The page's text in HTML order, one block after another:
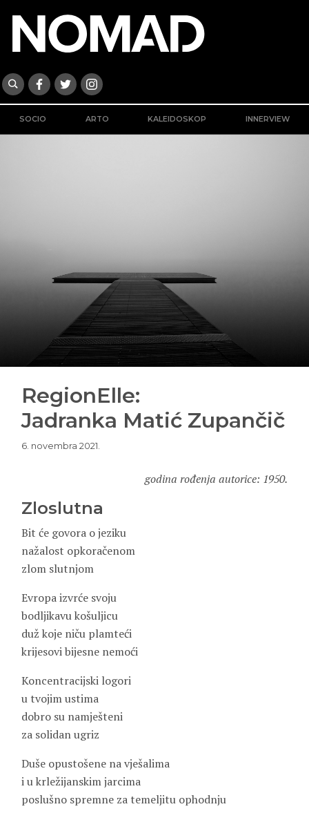
SOCIO ARTO KALEIDOSKOP INNERVIEW
RegionElle:
Jadranka Matić Zupančič
6. novembra 2021.
godina rođenja autorice: 1950.
Zloslutna
Bit će govora o jeziku
nažalost opkoračenom
zlom slutnjom
Evropa izvrće svoju
bodljikavu košuljicu
duž koje niču plamteći
krijesovi bijesne nemoći
Koncentracijski logori
u tvojim ustima
dobro su namješteni
za solidan ugriz
Duše opustošene na vješalima
i u krležijanskim jarcima
poslušno spremne za temeljitu ophodnju